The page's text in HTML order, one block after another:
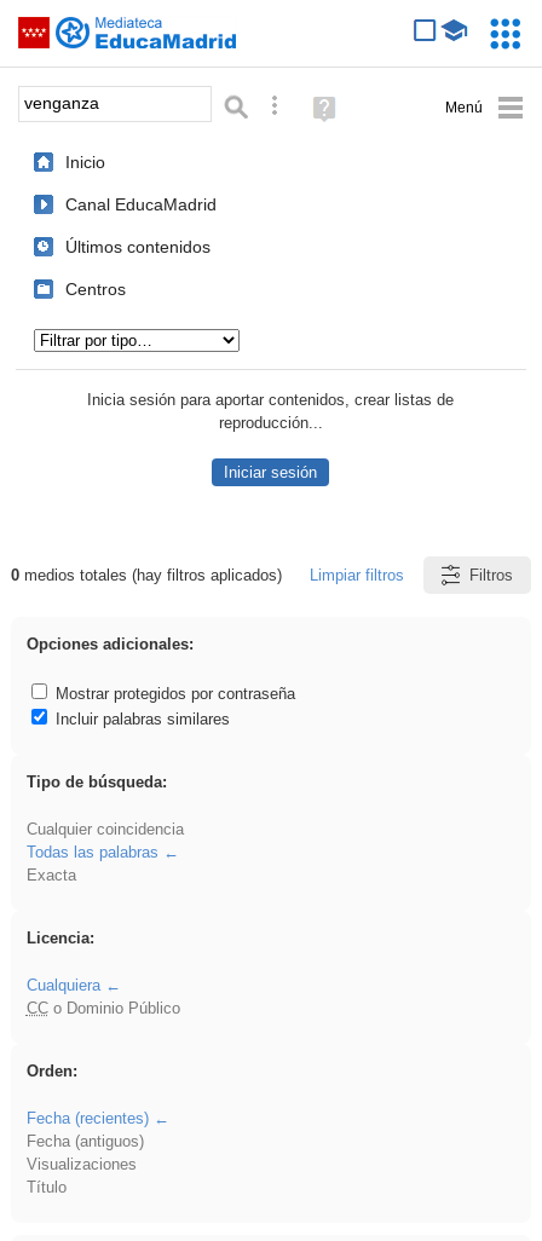
Saltar navegación
Palabra o frase: Búsqueda avanzada
Ayuda
(en
Inicio
Canal EducaMadrid
Últimos contenidos
Centros
Inicia sesión para aportar contenidos, crear listas de
reproducción...
Iniciar sesión
Resultados de: venganza
0medios totales (hay filtros aplicados) Limpiar filtros Filtros
Opciones adicionales:
Mostrar protegidos por contraseña
Incluir palabras similares
Tipo de búsqueda:
Cualquier coincidencia
Todas las palabras
Exacta
Licencia:
Cualquiera
CCo Dominio Público
Orden:
Fecha (recientes)
Fecha (antiguos)
Visualizaciones
Título